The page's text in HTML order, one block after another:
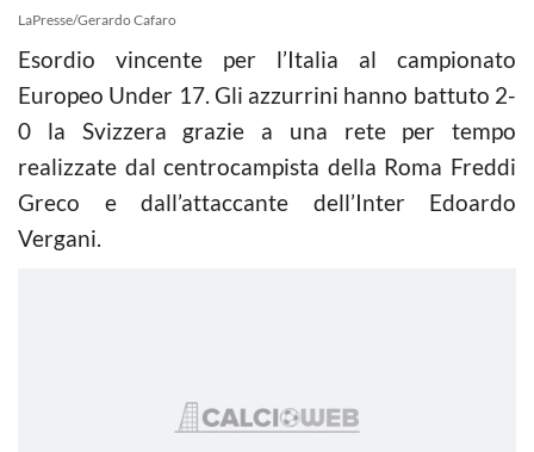
LaPresse/Gerardo Cafaro
Esordio vincente per l’Italia al campionato
Europeo Under 17. Gli azzurrini hanno battuto 2-
0 la Svizzera grazie a una rete per tempo
realizzate dal centrocampista della Roma Freddi
Greco e dall’attaccante dell’Inter Edoardo
Vergani.